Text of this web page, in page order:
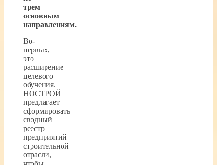
трем
основным
направлениям.
Во-
первых,
это
расширение
целевого
обучения.
НОСТРОЙ
предлагает
сформировать
сводный
реестр
предприятий
строительной
отрасли,
чтобы